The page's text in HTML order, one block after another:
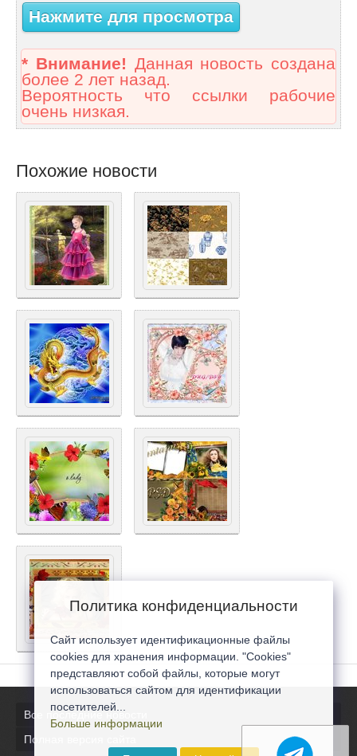
Нажмите для просмотра
* Внимание! Данная новость создана
более 2 лет назад.
Вероятность что ссылки рабочие
очень низкая.
Похожие новости
Все последние новости
Полная версия сайта
Политика конфиденциальности
Сайт использует идентификационные файлы
cookies для хранения информации. "Cookies"
представляют собой файлы, которые могут
использоваться сайтом для идентификации
посетителей...
Больше информации